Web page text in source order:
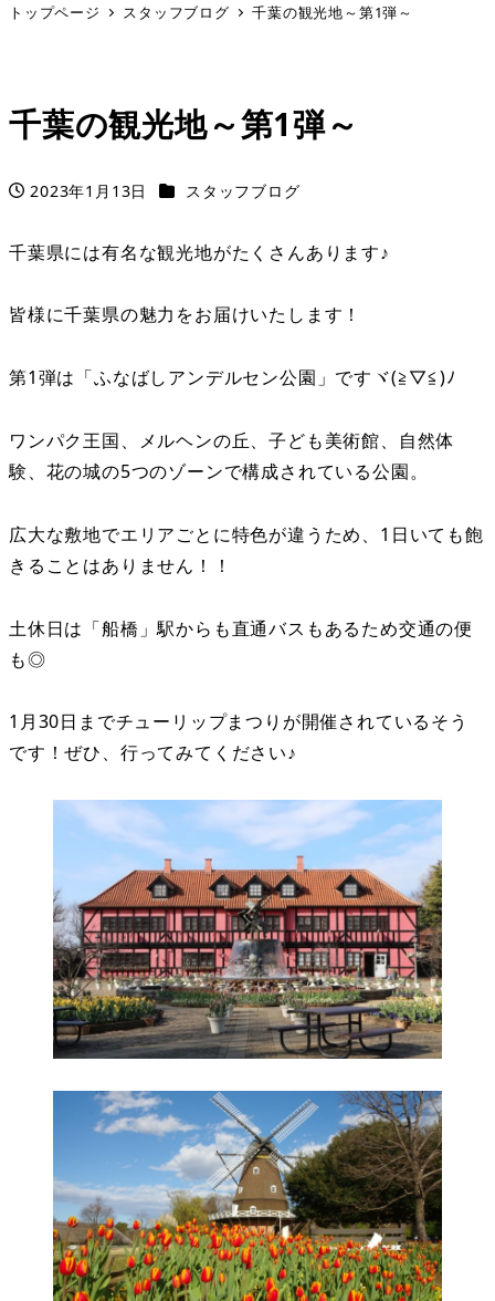
トップページ スタッフブログ 千葉の観光地～第1弾～
千葉の観光地～第1弾～
投稿日
2023年1月13日 カテゴリー
スタッフブログ
千葉県には有名な観光地がたくさんあります♪
皆様に千葉県の魅力をお届けいたします！
第1弾は「ふなばしアンデルセン公園」ですヾ(≧▽≦)ﾉ
ワンパク王国、メルヘンの丘、子ども美術館、自然体
験、花の城の5つのゾーンで構成されている公園。
広大な敷地でエリアごとに特色が違うため、1日いても飽
きることはありません！！
土休日は「船橋」駅からも直通バスもあるため交通の便
も◎
1月30日までチューリップまつりが開催されているそう
です！ぜひ、行ってみてください♪